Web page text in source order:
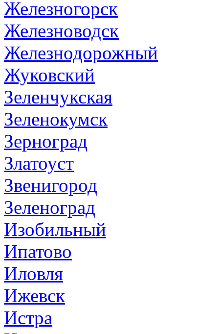
Железногорск
Железноводск
Железнодорожный
Жуковский
Зеленчукская
Зеленокумск
Зерноград
Златоуст
Звенигород
Зеленоград
Изобильный
Ипатово
Иловля
Ижевск
Истра